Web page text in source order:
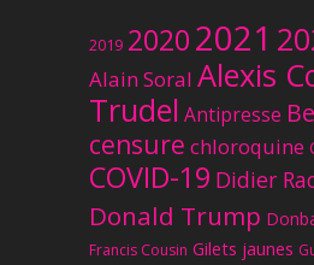
2019 20202021
Alain Soral Alexis
Trudel Antipresse
censure chloroquine
COVID-19 Didier
Donald Trump
Francis Cousin Gilets jaunes